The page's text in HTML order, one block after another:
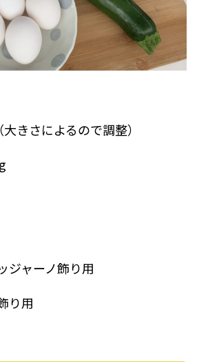
きさによるので調整）
ジャーノ飾り用
り用